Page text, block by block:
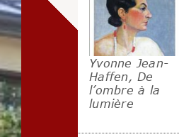
Yvonne Jean-
Haffen, De
l’ombre à la
lumière